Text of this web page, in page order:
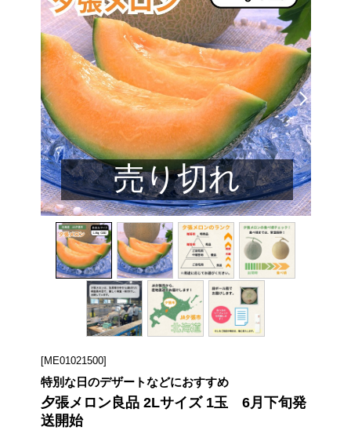
売り切れ
[ME01021500]
特別な日のデザートなどにおすすめ
夕張メロン良品 2Lサイズ 1玉 6月下旬発
送開始